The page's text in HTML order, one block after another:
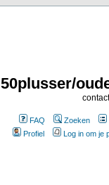
50plusser/
FAQ Zoeken
Profiel
Log in om je